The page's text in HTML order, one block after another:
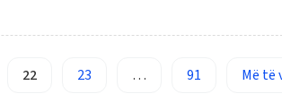
22 23 … 91 Më të